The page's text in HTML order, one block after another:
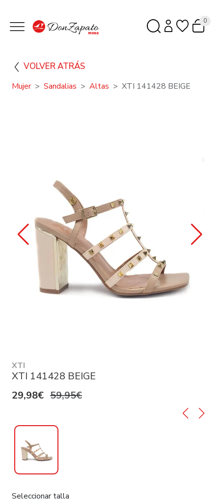
0
VOLVER ATRÁS
Mujer Sandalias Altas XTI 141428 BEIGE
XTI
XTI 141428 BEIGE
29,98€ 59,95€
Seleccionar talla